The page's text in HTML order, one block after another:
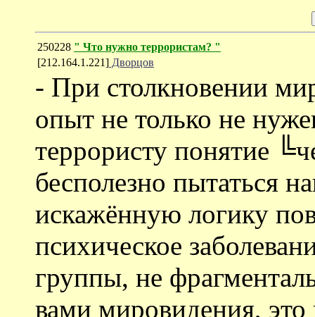
250228 " Что нужно террористам? "
[212.164.1.221] Дворцов
- При столкновении
опыт не только не
террористу понятие
бесполезно пытаться
искажённую логику
психическое
группы, не
вами мировидения,